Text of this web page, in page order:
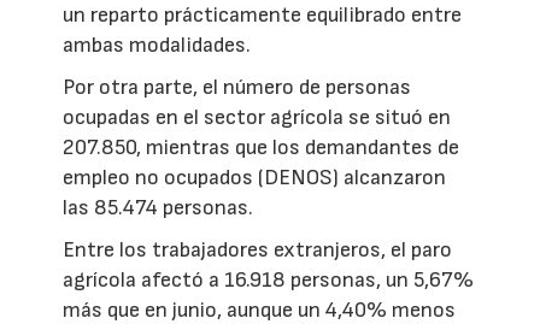
un reparto prácticamente equilibrado entre
ambas modalidades.
Por otra parte, el número de personas
ocupadas en el sector agrícola se situó en
207.850, mientras que los demandantes de
empleo no ocupados (DENOS) alcanzaron
las 85.474 personas.
Entre los trabajadores extranjeros, el paro
agrícola afectó a 16.918 personas, un 5,67%
más que en junio, aunque un 4,40% menos